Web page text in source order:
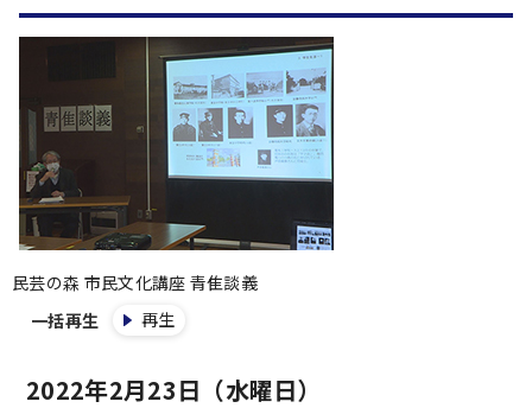
民芸の森 市民文化講座 青隹談義
一括再生
再生
2022年2月23日（水曜日）